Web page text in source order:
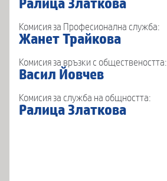
Ралица Златкова
Комисия за Професионална служба:
Жанет Трайкова
Комисия за връзки с обществеността:
Васил Йовчев
Комисия за служба на общността:
Ралица Златкова